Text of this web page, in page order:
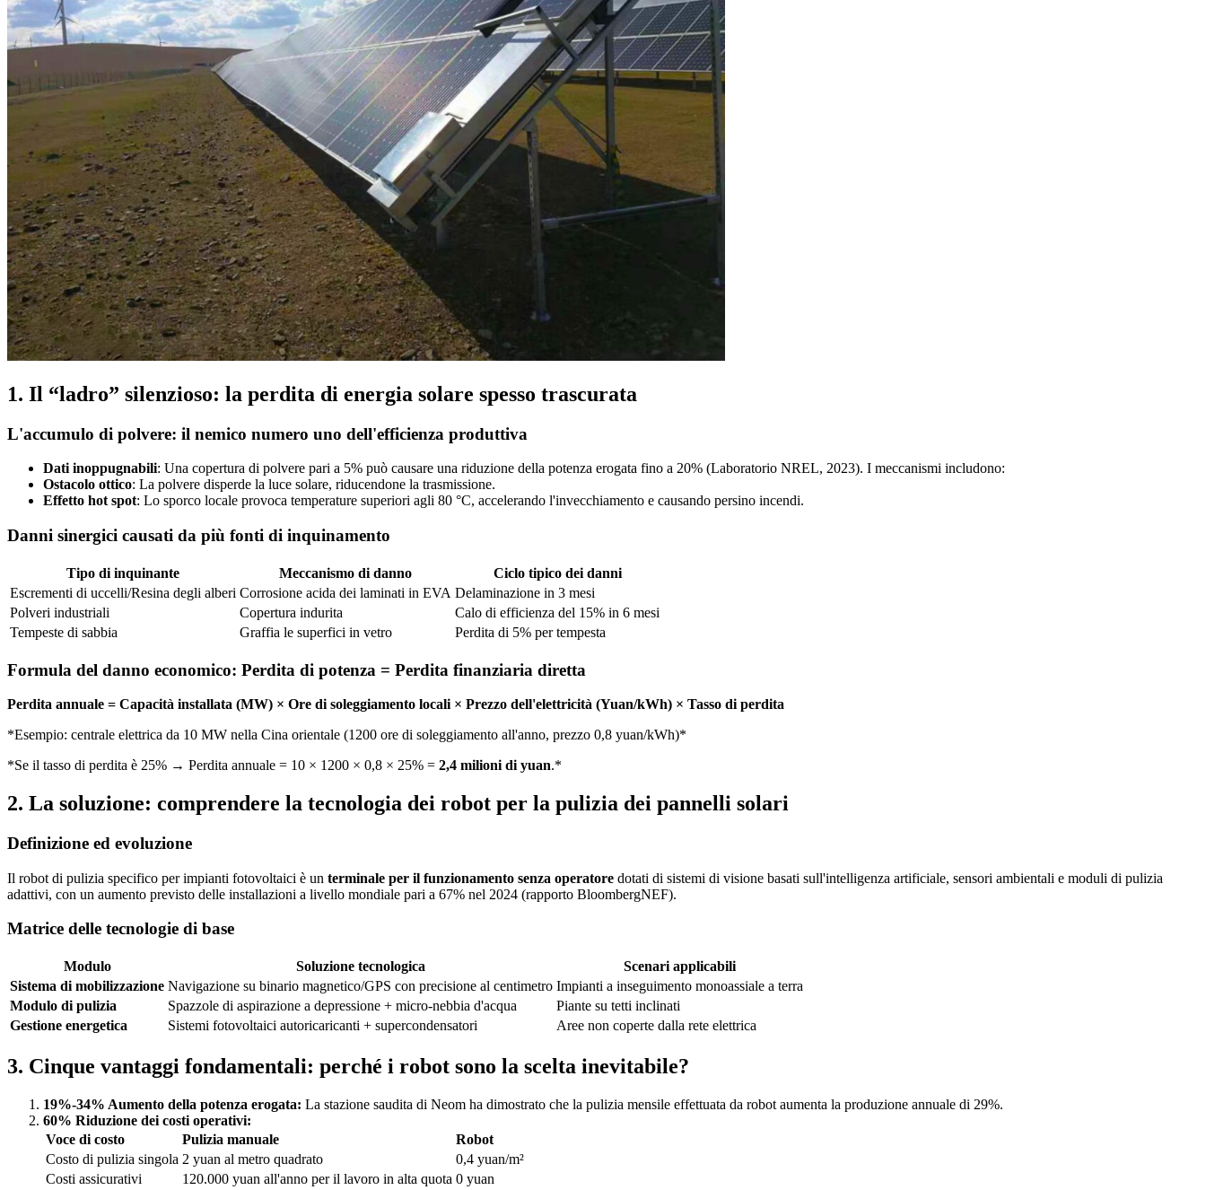
1. Il “ladro” silenzioso: la perdita di energia solare spesso trascurata
L'accumulo di polvere: il nemico numero uno dell'efficienza produttiva
Dati inoppugnabili: Una copertura di polvere pari a 5% può causare una riduzione della potenza erogata fino a 20% (Laboratorio NREL, 2023). I meccanismi includono:
Ostacolo ottico: La polvere disperde la luce solare, riducendone la trasmissione.
Effetto hot spot: Lo sporco locale provoca temperature superiori agli 80 °C, accelerando l'invecchiamento e causando persino incendi.
Danni sinergici causati da più fonti di inquinamento
Tipo di inquinante Meccanismo di danno
Ciclo tipico dei danni
Escrementi di uccelli/Resina degli alberi Corrosione acida dei laminati in EVA Delaminazione in 3 mesi
Polveri industriali
Copertura indurita
Calo di efficienza del 15% in 6 mesi
Tempeste di sabbia
Graffia le superfici in vetro Perdita di 5% per tempesta
Formula del danno economico: Perdita di potenza = Perdita finanziaria diretta
Perdita annuale = Capacità installata (MW) × Ore di soleggiamento locali × Prezzo dell'elettricità (Yuan/kWh) × Tasso di perdita
*Esempio: centrale elettrica da 10 MW nella Cina orientale (1200 ore di soleggiamento all'anno, prezzo 0,8 yuan/kWh)*
*Se il tasso di perdita è 25% → Perdita annuale = 10 × 1200 × 0,8 × 25% = 2,4 milioni di yuan.*
2. La soluzione: comprendere la tecnologia dei robot per la pulizia dei pannelli solari
Definizione ed evoluzione
Il robot di pulizia specifico per impianti fotovoltaici è un terminale per il funzionamento senza operatore dotati di sistemi di visione basati sull'intelligenza artificiale, sensori ambientali e moduli di pulizia
adattivi, con un aumento previsto delle installazioni a livello mondiale pari a 67% nel 2024 (rapporto BloombergNEF).
Matrice delle tecnologie di base
Modulo Soluzione tecnologica
Scenari applicabili
Sistema di mobilizzazione Navigazione su binario magnetico/GPS con precisione al centimetro Impianti a inseguimento monoassiale a terra
Modulo di pulizia
Spazzole di aspirazione a depressione + micro-nebbia d'acqua
Piante su tetti inclinati
Gestione energetica
Sistemi fotovoltaici autoricaricanti + supercondensatori Aree non coperte dalla rete elettrica
3. Cinque vantaggi fondamentali: perché i robot sono la scelta inevitabile?
19%-34% Aumento della potenza erogata: La stazione saudita di Neom ha dimostrato che la pulizia mensile effettuata da robot aumenta la produzione annuale di 29%.
60% Riduzione dei costi operativi:
Voce di costo
Pulizia manuale
Robot
Costo di pulizia singola 2 yuan al metro quadrato
0,4 yuan/m²
Costi assicurativi
120.000 yuan all'anno per il lavoro in alta quota 0 yuan